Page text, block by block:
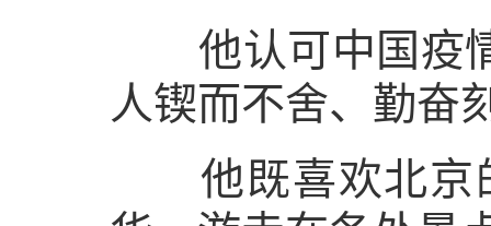
他认可中国疫情
人锲而不舍、勤奋
他既喜欢北京